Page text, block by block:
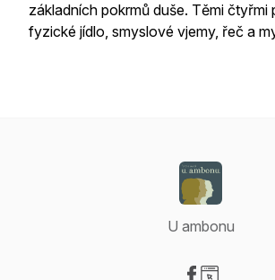
základních pokrmů duše. Těmi čtyřmi
fyzické jídlo, smyslové vjemy, řeč a
U ambonu